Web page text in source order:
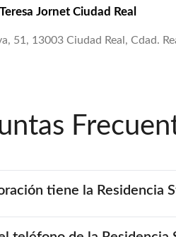
Jornet Ciudad Real
51, 13003 Ciudad Real, Cdad.
tiene la Residencia